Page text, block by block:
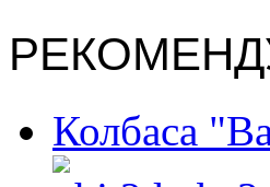
Колбаса